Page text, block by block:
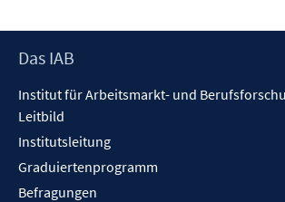
Footer
Das IAB
Institut für Arbeitsmarkt- und
Leitbild
Institutsleitung
Graduiertenprogramm
Befragungen